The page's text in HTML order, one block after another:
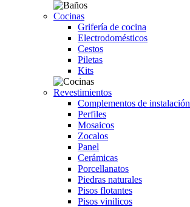
Cocinas
Grifería de cocina
Electrodomésticos
Cestos
Piletas
Kits
Revestimientos
Complementos de instalación
Perfiles
Mosaicos
Zocalos
Panel
Cerámicas
Porcellanatos
Piedras naturales
Pisos flotantes
Pisos vinilicos